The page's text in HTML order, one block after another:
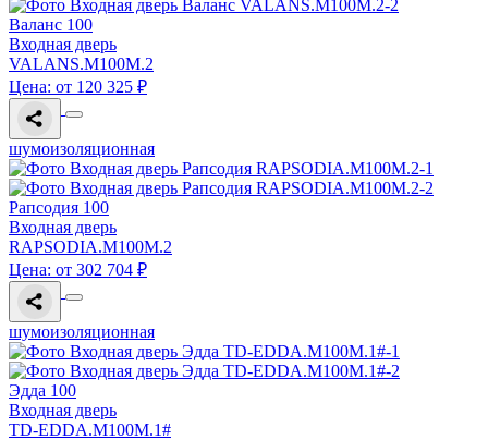
Валанс 100
Входная дверь
VALANS.M100M.2
Цена: от 120 325 ₽
шумоизоляционная
Рапсодия 100
Входная дверь
RAPSODIA.M100M.2
Цена: от 302 704 ₽
шумоизоляционная
Эдда 100
Входная дверь
TD-EDDA.M100M.1#